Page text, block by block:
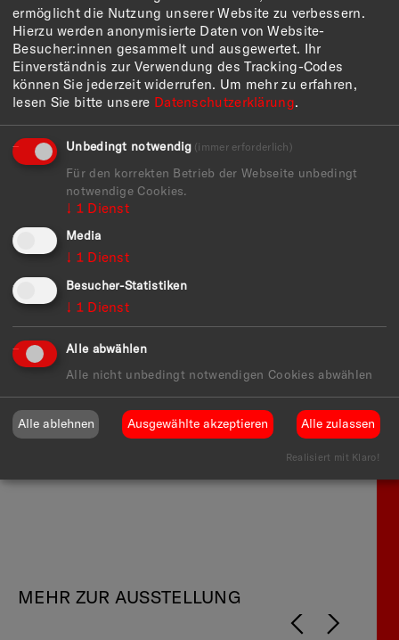
Die Ausstellung ist Teil der 9. Triennale der
Photographie Hamburg, die vom 5. Juni bis 22.
September 2026 unter dem Titel Alliance, Infinity,
Love – in the Face of the Other elf Ausstellungen in
acht Häusern der Stadt präsentiert.
Die Ausstellung wird gefördert von
MEHR ZUR AUSSTELLUNG
ermöglicht die Nutzung unserer Website zu verbessern.
Hierzu werden anonymisierte Daten von Website-
Besucher:innen gesammelt und ausgewertet. Ihr
Einverständnis zur Verwendung des Tracking-Codes
können Sie jederzeit widerrufen. Um mehr zu erfahren,
lesen Sie bitte unsere Datenschutzerklärung.
Unbedingt notwendig (immer erforderlich)
Für den korrekten Betrieb der Webseite unbedingt
notwendige Cookies.
↓ 1 Dienst
Media
↓ 1 Dienst
Besucher-Statistiken
↓ 1 Dienst
Alle abwählen
Alle nicht unbedingt notwendigen Cookies abwählen
Alle ablehnen Ausgewählte akzeptieren Alle zulassen
Realisiert mit Klaro!